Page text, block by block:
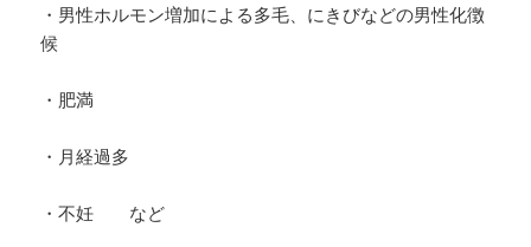
・男性ホルモン増加による多毛、にきびなどの男性化徴
候
・肥満
・月経過多
・不妊 など